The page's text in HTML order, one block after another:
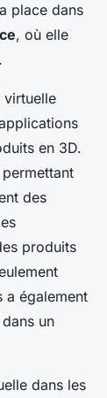
place dans
, où elle
virtuelle
en 3D.
des
produits
également
un
dans les